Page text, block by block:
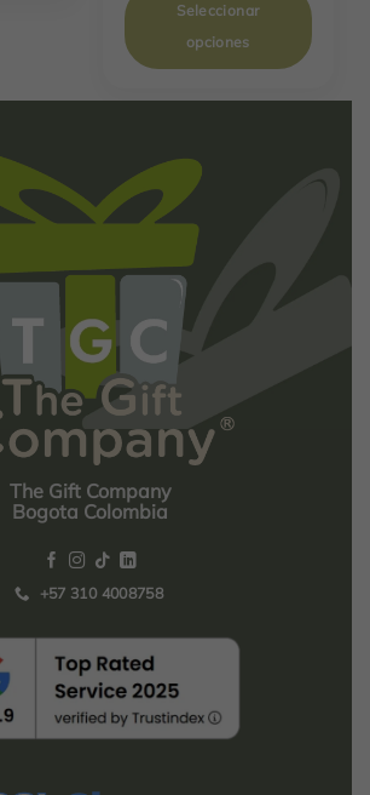
Seleccionar
opciones
The Gift Company
Bogota Colombia
+57 310 4008758